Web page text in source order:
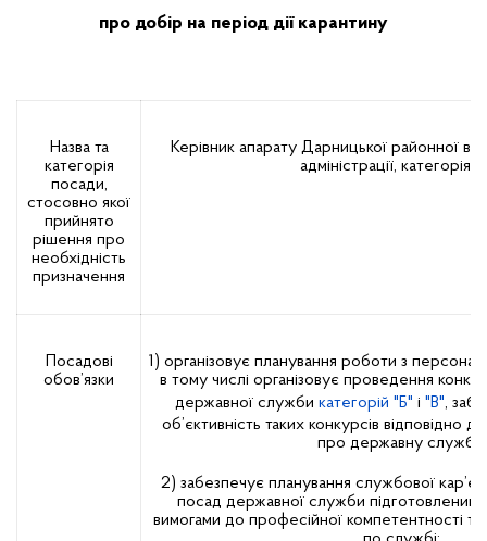
про добір на період дії карантину
Назва та
категорія
посади,
стосовно якої
прийнято
рішення про
необхідність
призначення
Керівник апарату Дарницької районної в
адміністрації, категорія
Посадові
обов’язки
1) організовує планування роботи з
в тому числі організовує проведення
державної служби категорій "Б" і "В",
об’єктивність таких конкурсів відповідно
про державну службу;
2) забезпечує планування службової
посад державної служби підготовленими
вимогами до професійної компетентності